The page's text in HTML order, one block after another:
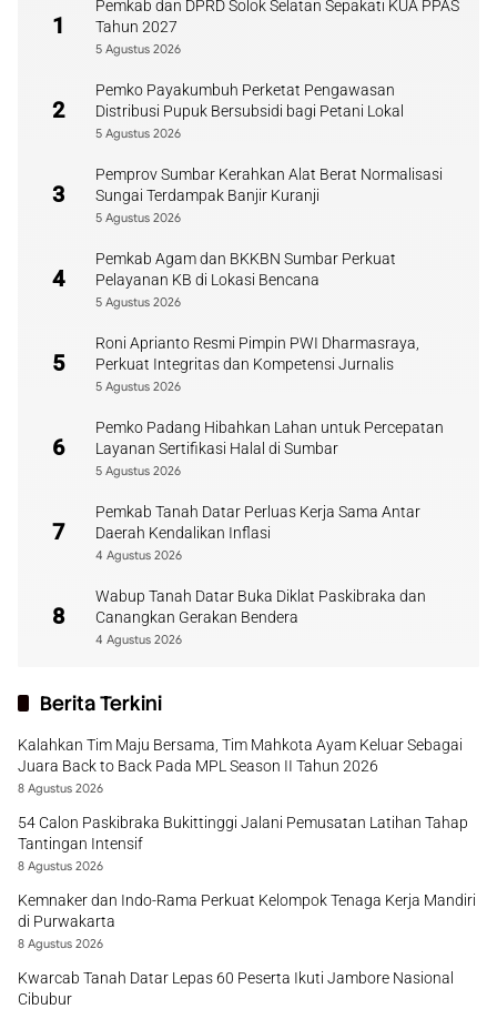
1
Pemkab dan DPRD Solok Selatan Sepakati KUA PPAS
Tahun 2027
5 Agustus 2026
2
Pemko Payakumbuh Perketat Pengawasan
Distribusi Pupuk Bersubsidi bagi Petani Lokal
5 Agustus 2026
3
Pemprov Sumbar Kerahkan Alat Berat Normalisasi
Sungai Terdampak Banjir Kuranji
5 Agustus 2026
4
Pemkab Agam dan BKKBN Sumbar Perkuat
Pelayanan KB di Lokasi Bencana
5 Agustus 2026
5
Roni Aprianto Resmi Pimpin PWI Dharmasraya,
Perkuat Integritas dan Kompetensi Jurnalis
5 Agustus 2026
6
Pemko Padang Hibahkan Lahan untuk Percepatan
Layanan Sertifikasi Halal di Sumbar
5 Agustus 2026
7
Pemkab Tanah Datar Perluas Kerja Sama Antar
Daerah Kendalikan Inflasi
4 Agustus 2026
8
Wabup Tanah Datar Buka Diklat Paskibraka dan
Canangkan Gerakan Bendera
4 Agustus 2026
Berita Terkini
Kalahkan Tim Maju Bersama, Tim Mahkota Ayam Keluar Sebagai
Juara Back to Back Pada MPL Season II Tahun 2026
8 Agustus 2026
54 Calon Paskibraka Bukittinggi Jalani Pemusatan Latihan Tahap
Tantingan Intensif
8 Agustus 2026
Kemnaker dan Indo-Rama Perkuat Kelompok Tenaga Kerja Mandiri
di Purwakarta
8 Agustus 2026
Kwarcab Tanah Datar Lepas 60 Peserta Ikuti Jambore Nasional
Cibubur